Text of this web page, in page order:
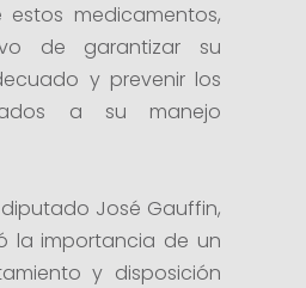
medicamentos,
de garantizar su
y prevenir los
a su manejo
José Gauffin,
la importancia de un
y disposición